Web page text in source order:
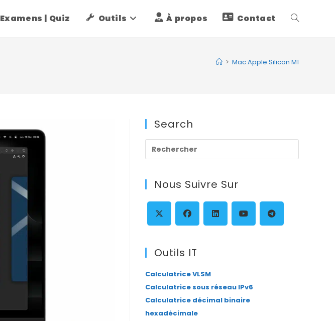
Examens | Quiz Outils À propos Contact Toggle
> Mac Apple Silicon M1
Search
Escape
Nous Suivre Sur
dans
un
nouvel
onglet
dans
nouvel
onglet
nouvel
onglet onglet
Outils IT
Calculatrice VLSM
Calculatrice sous réseau IPv6
Calculatrice décimal binaire
hexadécimale